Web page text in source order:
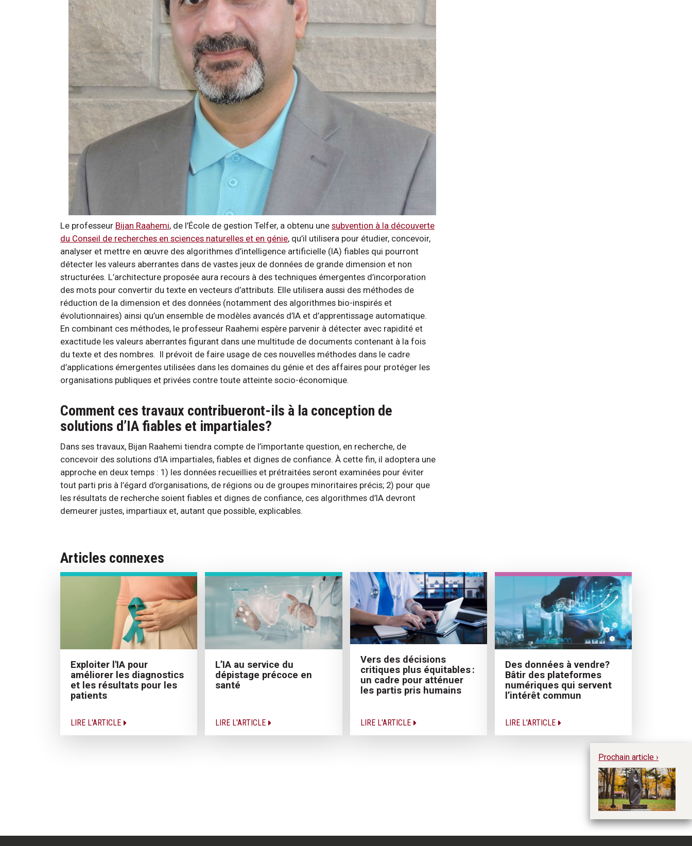
Le professeur Bijan Raahemi, de l’École de gestion Telfer, a obtenu une subvention à la découverte
du Conseil de recherches en sciences naturelles et en génie, qu’il utilisera pour étudier, concevoir,
analyser et mettre en œuvre des algorithmes d’intelligence artificielle (IA) fiables qui pourront
détecter les valeurs aberrantes dans de vastes jeux de données de grande dimension et non
structurées. L’architecture proposée aura recours à des techniques émergentes d’incorporation
des mots pour convertir du texte en vecteurs d’attributs. Elle utilisera aussi des méthodes de
réduction de la dimension et des données (notamment des algorithmes bio-inspirés et
évolutionnaires) ainsi qu’un ensemble de modèles avancés d’IA et d’apprentissage automatique.
En combinant ces méthodes, le professeur Raahemi espère parvenir à détecter avec rapidité et
exactitude les valeurs aberrantes figurant dans une multitude de documents contenant à la fois
du texte et des nombres. Il prévoit de faire usage de ces nouvelles méthodes dans le cadre
d’applications émergentes utilisées dans les domaines du génie et des affaires pour protéger les
organisations publiques et privées contre toute atteinte socio-économique.
Comment ces travaux contribueront-ils à la conception de
solutions d’IA fiables et impartiales?
Dans ses travaux, Bijan Raahemi tiendra compte de l’importante question, en recherche, de
concevoir des solutions d’IA impartiales, fiables et dignes de confiance. À cette fin, il adoptera une
approche en deux temps : 1) les données recueillies et prétraitées seront examinées pour éviter
tout parti pris à l’égard d’organisations, de régions ou de groupes minoritaires précis; 2) pour que
les résultats de recherche soient fiables et dignes de confiance, ces algorithmes d’IA devront
demeurer justes, impartiaux et, autant que possible, explicables.
Articles connexes
Exploiter l'IA pour
améliorer les diagnostics
et les résultats pour les
patients
LIRE L'ARTICLE
L’IA au service du
dépistage précoce en
santé
LIRE L'ARTICLE
Vers des décisions
critiques plus équitables :
un cadre pour atténuer
les partis pris humains
LIRE L'ARTICLE
Des données à vendre?
Bâtir des plateformes
numériques qui servent
l’intérêt commun
LIRE L'ARTICLE
Prochain article ›